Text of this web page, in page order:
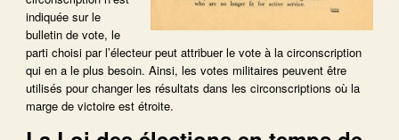
indiquée sur le
bulletin de vote, le
parti choisi par l’électeur peut attribuer le vote à la circonscription
qui en a le plus besoin. Ainsi, les votes militaires peuvent être
utilisés pour changer les résultats dans les circonscriptions où la
marge de victoire est étroite.